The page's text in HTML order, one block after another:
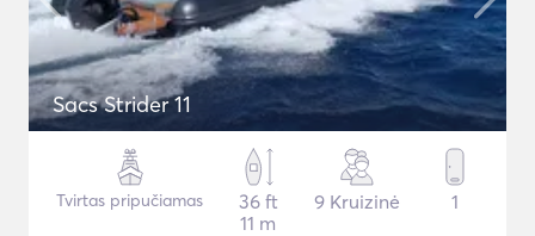
Sacs Strider 11
Tvirtas pripučiamas
36 ft
11 m
9 Kruizinė 1